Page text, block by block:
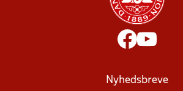
Nyhedsbreve